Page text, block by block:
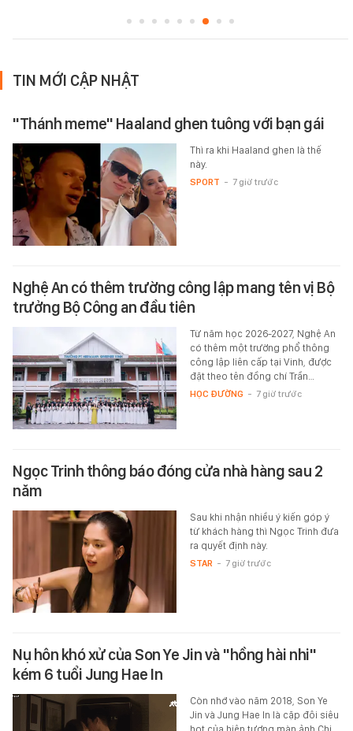
TIN MỚI CẬP NHẬT
"Thánh meme" Haaland ghen tuông với bạn gái
Thì ra khi Haaland ghen là thế
này.
SPORT - 7 giờ trước
Nghệ An có thêm trường công lập mang tên vị Bộ
trưởng Bộ Công an đầu tiên
Từ năm học 2026-2027, Nghệ An
có thêm một trường phổ thông
công lập liên cấp tại Vinh, được
đặt theo tên đồng chí Trần…
HỌC ĐƯỜNG - 7 giờ trước
Ngọc Trinh thông báo đóng cửa nhà hàng sau 2
năm
Sau khi nhận nhiều ý kiến góp ý
từ khách hàng thì Ngọc Trinh đưa
ra quyết định này.
STAR - 7 giờ trước
Nụ hôn khó xử của Son Ye Jin và "hồng hài nhi"
kém 6 tuổi Jung Hae In
Còn nhớ vào năm 2018, Son Ye
Jin và Jung Hae In là cặp đôi siêu